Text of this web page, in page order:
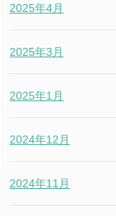
2025年4月
2025年3月
2025年1月
2024年12月
2024年11月